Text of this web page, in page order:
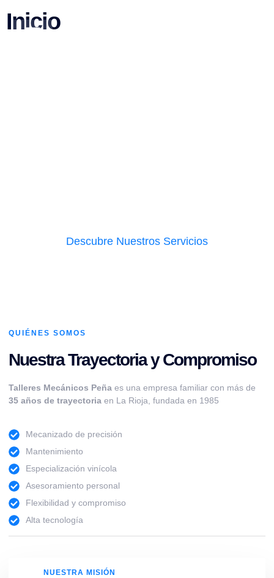
Inicio
Descubre Nuestros Servicios
QUIÉNES SOMOS
Nuestra Trayectoria y Compromiso
Talleres Mecánicos Peña es una empresa familiar con más de
35 años de trayectoria en La Rioja, fundada en 1985
Mecanizado de precisión
Mantenimiento
Especialización vinícola
Asesoramiento personal
Flexibilidad y compromiso
Alta tecnología
NUESTRA MISIÓN